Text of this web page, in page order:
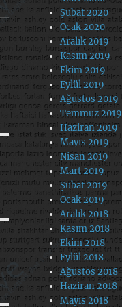
Şubat 2020
Ocak 2020
Aralık 2019
Kasım 2019
Ekim 2019
Eylül 2019
Ağustos 2019
Temmuz 2019
Haziran 2019
Mayıs 2019
Nisan 2019
Mart 2019
Şubat 2019
Ocak 2019
Aralık 2018
Kasım 2018
Ekim 2018
Eylül 2018
Ağustos 2018
Haziran 2018
Mayıs 2018